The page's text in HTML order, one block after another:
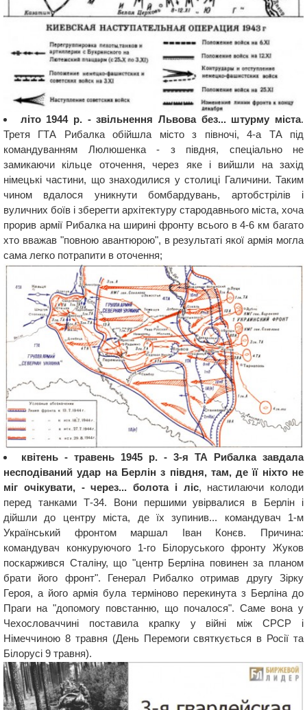
літо 1944 р. - звільнення Львова без... штурму міста.
Третя ГТА Рибалка обійшла місто з півночі, 4-а ТА під
командуванням Люлюшенка - з півдня, спеціально не
замикаючи кільце оточення, через яке і вийшли на захід
німецькі частини, що знаходилися у столиці Галичини. Таким
чином вдалося уникнути бомбардувань, артобстрілів і
вуличних боїв і зберегти архітектуру стародавнього міста, хоча
прорив армії Рибалка на ширині фронту всього в 4-6 км багато
хто вважав "повною авантюрою", в результаті якої армія могла
сама легко потрапити в оточення;
квітень - травень 1945 р. - 3-я ТА Рибалка завдала
несподіваний удар на Берлін з півдня, там, де її ніхто не
міг очікувати, - через... болота і ліс, настилаючи колоди
перед танками Т-34. Вони першими увірвалися в Берлін і
дійшли до центру міста, де їх зупинив... командувач 1-м
Український фронтом маршал Іван Конєв. Причина:
командувач конкуруючого 1-го Білоруського фронту Жуков
поскаржився Сталіну, що "центр Берліна повинен за планом
брати його фронт". Генерал Рибалко отримав другу Зірку
Героя, а його армія була терміново перекинута з Берліна до
Праги на "допомогу повстанню, що почалося". Саме вона у
Чехословаччині поставила крапку у війні між СРСР і
Німеччиною 8 травня (День Перемоги святкується в Росії та
Білорусі 9 травня).